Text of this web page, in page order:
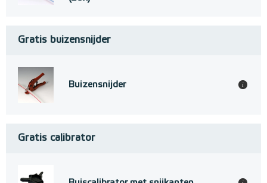
Gratis buizensnijder
Buizensnijder i
Gratis calibrator